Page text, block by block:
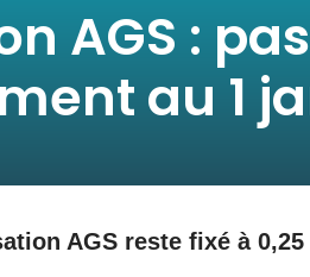
AGS :
au 1
AGS reste fixé à